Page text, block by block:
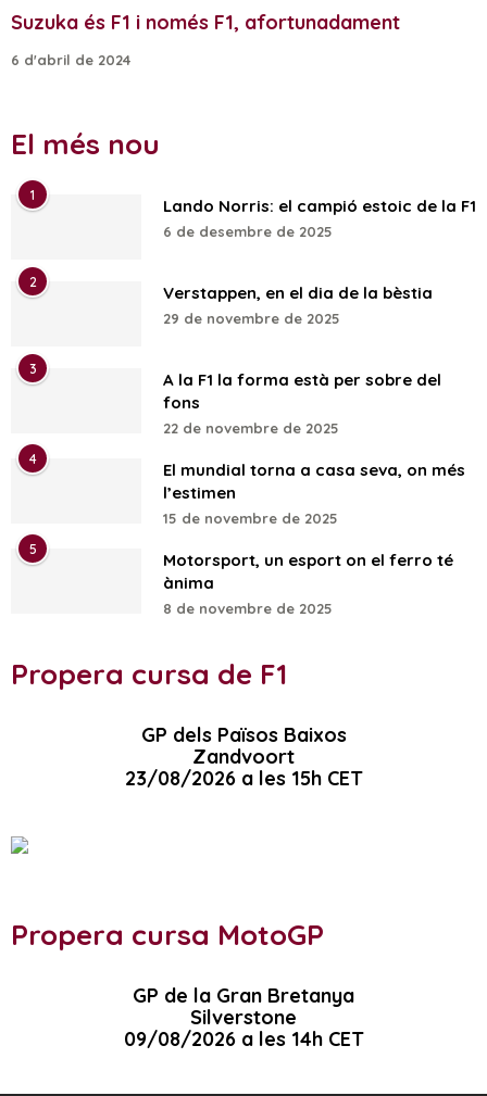
Suzuka és F1 i només F1, afortunadament
6 d'abril de 2024
El més nou
1
Lando Norris: el campió estoic de la F1
6 de desembre de 2025
2
Verstappen, en el dia de la bèstia
29 de novembre de 2025
3
A la F1 la forma està per sobre del
fons
22 de novembre de 2025
4
El mundial torna a casa seva, on més
l’estimen
15 de novembre de 2025
5
Motorsport, un esport on el ferro té
ànima
8 de novembre de 2025
Propera cursa de F1
GP dels Països Baixos
Zandvoort
23/08/2026 a les 15h CET
Propera cursa MotoGP
GP de la Gran Bretanya
Silverstone
09/08/2026 a les 14h CET